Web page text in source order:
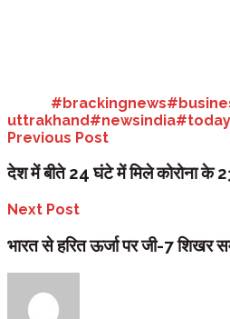
#brackingnews
uttrakhand#newsindia
Previous Post
देश में बीते 24 घंटे में मिले कोरोना के
Next Post
भारत से हरित ऊर्जा पर जी-7 शिखर